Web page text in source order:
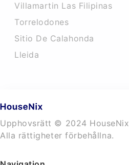
Villamartin Las Filipinas
Torrelodones
Sitio De Calahonda
Lleida
Upphovsrätt © 2024 HouseNix
Alla rättigheter förbehållna.